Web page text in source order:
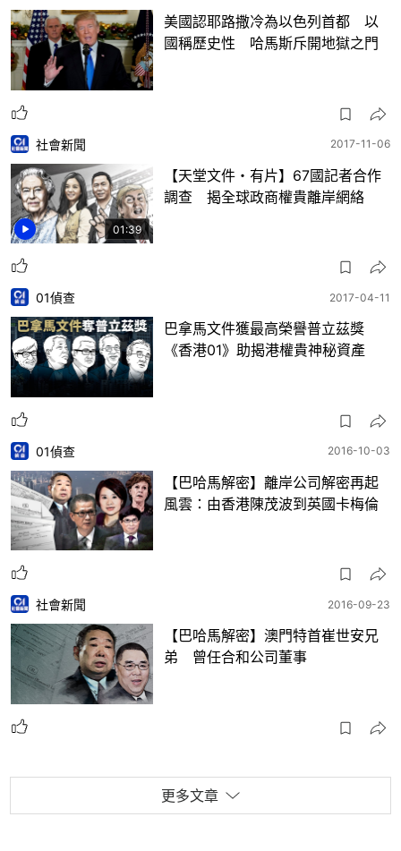
美國認耶路撒冷為以色列首都 以
國稱歷史性 哈馬斯斥開地獄之門
01:39
社會新聞 2017-11-06
【天堂文件・有片】67國記者合作
調查 揭全球政商權貴離岸網絡
01偵查 2017-04-11
巴拿馬文件獲最高榮譽普立茲獎
《香港01》助揭港權貴神秘資產
01偵查 2016-10-03
【巴哈馬解密】離岸公司解密再起
風雲：由香港陳茂波到英國卡梅倫
社會新聞 2016-09-23
【巴哈馬解密】澳門特首崔世安兄
弟 曾任合和公司董事
更多文章